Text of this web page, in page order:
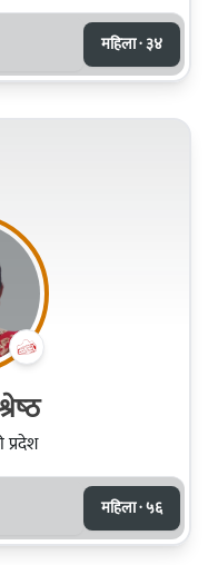
महिला · ३४
महिला · ५६